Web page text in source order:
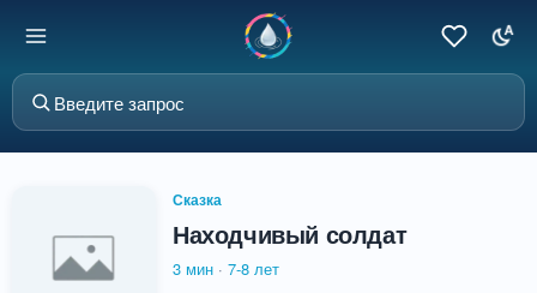
Сказка
Находчивый солдат
3 мин · 7-8 лет